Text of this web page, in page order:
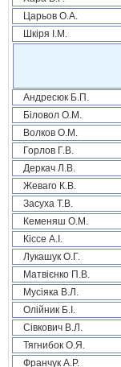
Царьов О.А.
Шкіря І.М.
Андресюк Б.П.
Біловол О.М.
Волков О.М.
Горлов Г.В.
Деркач Л.В.
Жеваго К.В.
Засуха Т.В.
Кеменяш О.М.
Кіссе А.І.
Лукашук О.Г.
Матвієнко П.В.
Мусіяка В.Л.
Олійник Б.І.
Сівкович В.Л.
Тягнибок О.Я.
Франчук А.Р.